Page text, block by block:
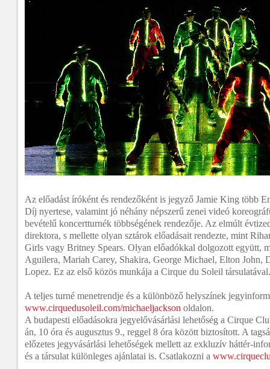
Az előadást íróként és rendezőként is jegyző Jamie King több
Díj nyertese, valamint jó néhány népszerű zenei videó
bevételű koncertturnék többségének rendezője. Az elmúlt
direktora, s mellette olyan sztárok előadásait rendezte, mint
Girls vagy Britney Spears. Olyan előadókkal dolgozott együtt,
Aguilera, Mariah Carey, Shakira, George Michael, Elton John,
Lopez. Ez az első közös munkája a Cirque du Soleil társulatával.
A teljes turné menetrendje és a különböző helyszínek
www.cirquedusoleil.com/michaeljackson oldalon.
A budapesti előadásokra jegyelővásárlási lehetőség a Cirque
án, 10 óra és augusztus 9., reggel 8 óra között biztosított. A
előzetes jegyvásárlási lehetőségek mellett az exkluzív háttér-
és a társulat különleges ajánlatai is. Csatlakozni a